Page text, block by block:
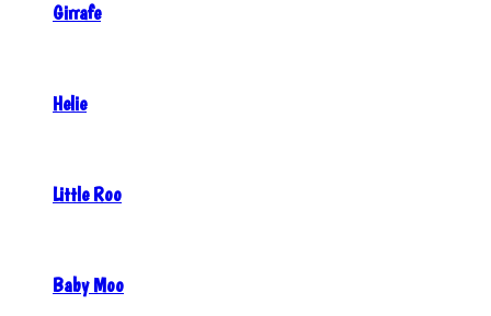
Girrafe
Helie
Little Roo
Baby Moo